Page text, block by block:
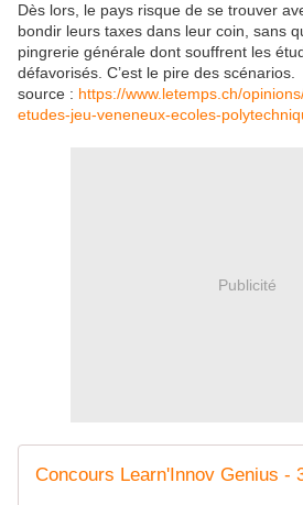
Dès lors, le pays risque de se trouver
bondir leurs taxes dans leur coin, sans
pingrerie générale dont souffrent les
défavorisés. C’est le pire des scénarios.
source : https://www.letemps.ch/
etudes-jeu-veneneux-ecoles-
Publicité
Concours Learn'Innov Genius -